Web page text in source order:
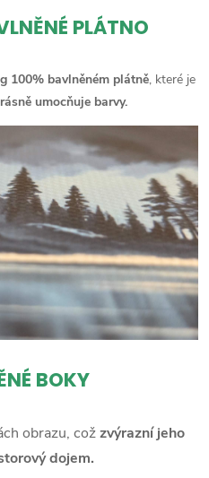
PLÁTNO
100% bavlněném plátně, které je
umocňuje barvy.
BOKY
obrazu, cožzvýrazní jeho
dojem.